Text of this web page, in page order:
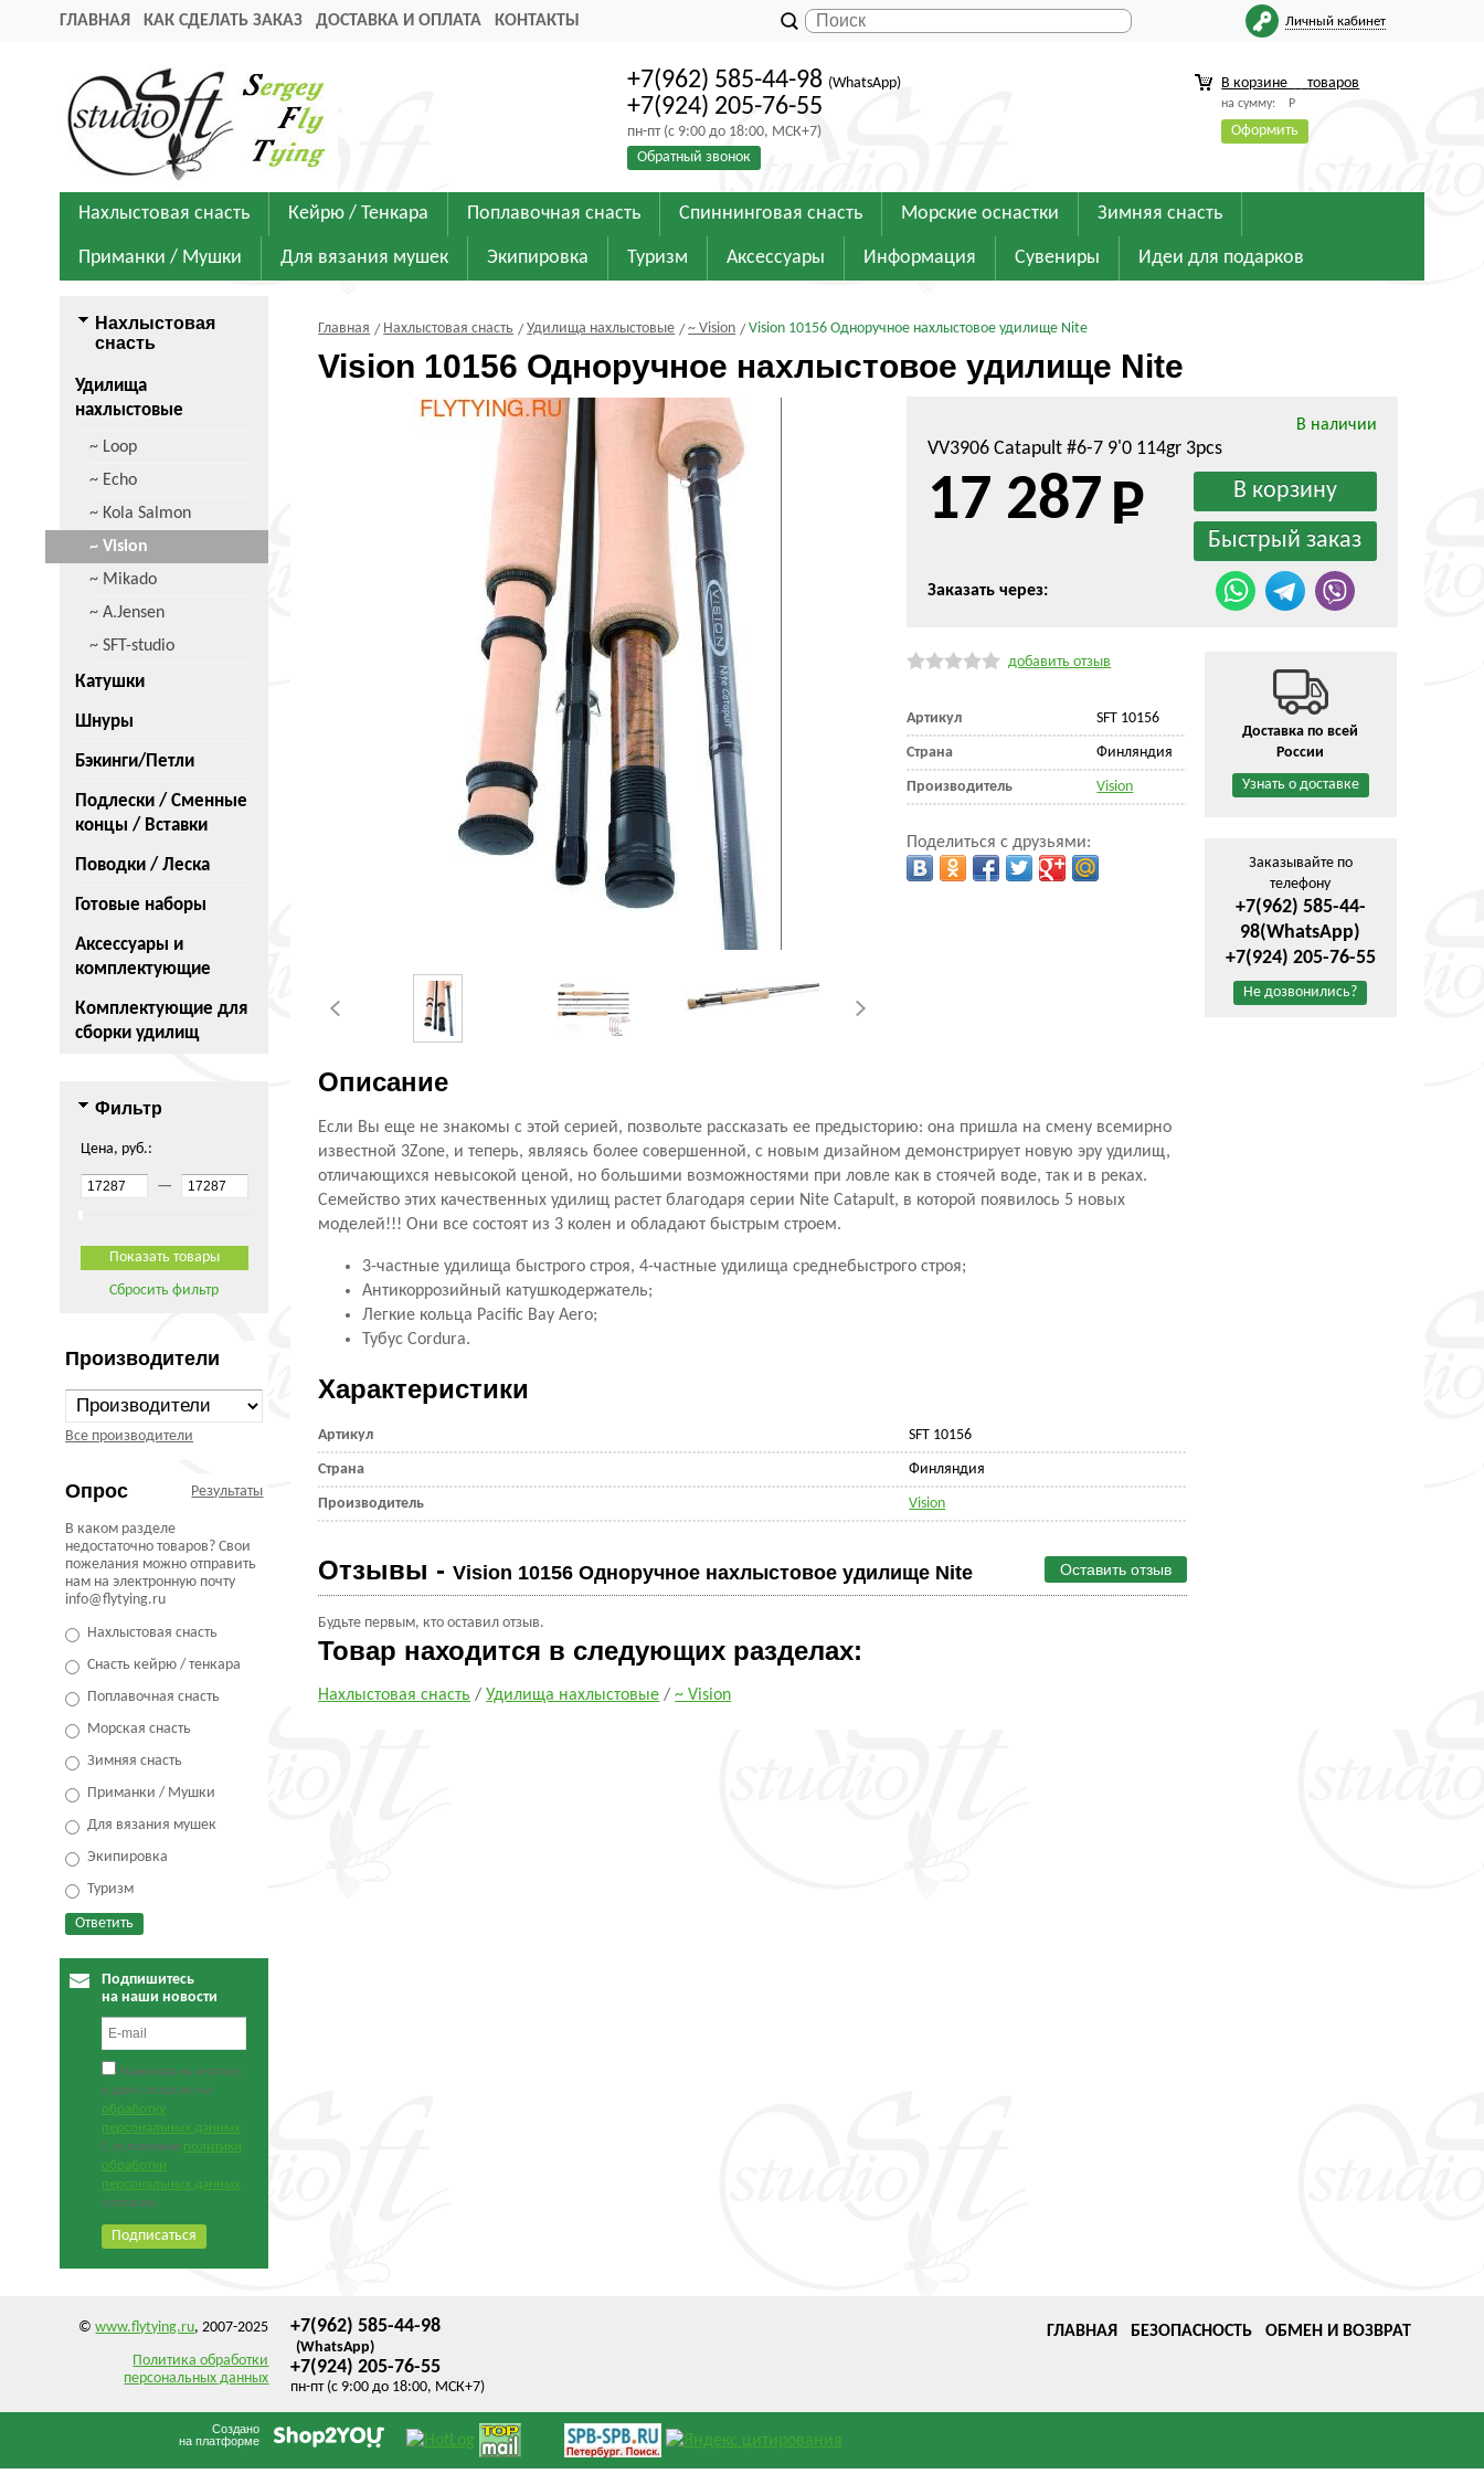
ГЛАВНАЯ КАК СДЕЛАТЬ ЗАКАЗ ДОСТАВКА И ОПЛАТА КОНТАКТЫ Личный кабинет
+7(962) 585-44-98 (WhatsApp)
+7(924) 205-76-55
пн-пт (с 9:00 до 18:00, МСК+7)
Обратный звонок
В корзине товаров
на сумму: Р
Оформить
Нахлыстовая снасть Кейрю / Тенкара Поплавочная снасть Спиннинговая снасть Морские оснастки Зимняя снасть
Приманки / Мушки Для вязания мушек Экипировка Туризм Аксессуары Информация Сувениры Идеи для подарков
Нахлыстовая
снасть
Удилища
нахлыстовые
~ Loop
~ Echo
~ Kola Salmon
~ Vision
~ Mikado
~ A.Jensen
~ SFT-studio
Катушки
Шнуры
Бэкинги/Петли
Подлески / Сменные
концы / Вставки
Поводки / Леска
Готовые наборы
Аксессуары и
комплектующие
Комплектующие для
сборки удилищ
Фильтр
Цена, руб.:
—
Сбросить фильтр
Производители
Все производители
Опрос Результаты
В каком разделе
недостаточно товаров? Свои
пожелания можно отправить
нам на электронную почту
info@flytying.ru
Нахлыстовая снасть
Снасть кейрю / тенкара
Поплавочная снасть
Морская снасть
Зимняя снасть
Приманки / Мушки
Для вязания мушек
Экипировка
Туризм
Подпишитесь
на наши новости
Нажимая на кнопку,
я даю согласие на
обработку
персональных данных.
С условиями политики
обработки
персональных данных
согласен.
Главная Нахлыстовая снасть Удилища нахлыстовые ~ Vision Vision 10156 Одноручное нахлыстовое удилище Nite
Vision 10156 Одноручное нахлыстовое удилище Nite
В наличии
VV3906 Catapult #6-7 9'0 114gr 3pcs
17 287
Заказать через:
добавить отзыв
Артикул SFT 10156
Страна Финляндия
Производитель Vision
Поделиться с друзьями:
Описание
Если Вы еще не знакомы с этой серией, позвольте рассказать ее предысторию: она пришла на смену всемирно
известной 3Zone, и теперь, являясь более совершенной, с новым дизайном демонстрирует новую эру удилищ,
отличающихся невысокой ценой, но большими возможностями при ловле как в стоячей воде, так и в реках.
Семейство этих качественных удилищ растет благодаря серии Nite Catapult, в которой появилось 5 новых
моделей!!! Они все состоят из 3 колен и обладают быстрым строем.
3-частные удилища быстрого строя, 4-частные удилища среднебыстрого строя;
Антикоррозийный катушкодержатель;
Легкие кольца Pacific Bay Aero;
Тубус Cordura.
Характеристики
Артикул SFT 10156
Страна Финляндия
Производитель Vision
Отзывы -Vision 10156 Одноручное нахлыстовое удилище Nite Оставить отзыв
Будьте первым, кто оставил отзыв.
Доставка по всей
России
Узнать о доставке
Заказывайте по
телефону
+7(962) 585-44-
98(WhatsApp)
+7(924) 205-76-55
Не дозвонились?
Товар находится в следующих разделах:
Нахлыстовая снасть /Удилища нахлыстовые /~ Vision
©www.flytying.ru, 2007-2025
Политика обработки
персональных данных
+7(962) 585-44-98
(WhatsApp)
+7(924) 205-76-55
пн-пт (с 9:00 до 18:00, МСК+7)
ГЛАВНАЯ БЕЗОПАСНОСТЬ ОБМЕН И ВОЗВРАТ
Создано
на платформе